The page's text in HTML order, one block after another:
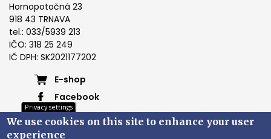
Hornopotočná 23
918 43 TRNAVA
tel.: 033/5939 213
IČO: 318 25 249
IČ DPH: SK2021177202
Footer
menu
4
E-shop
Facebook
Instagram
Youtube
Privacy settings
We use cookies on this site to enhance your user
experience